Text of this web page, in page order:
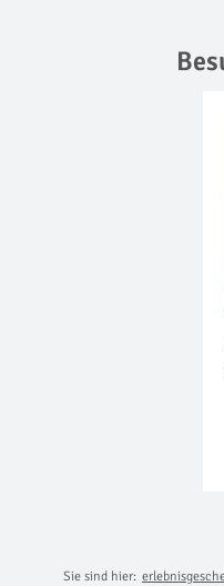
Sie sind hier: